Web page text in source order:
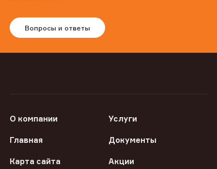
Вопросы и ответы
О компании Услуги
Главная Документы
Карта сайта Акции